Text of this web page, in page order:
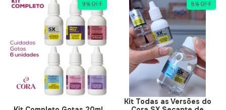
9% OFF 8% OFF
Kit Todas as Versões do